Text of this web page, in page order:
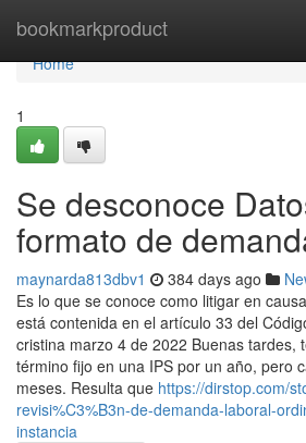
bookmarkproduct
Home
Home
1
Se desconoce
formato de
maynarda813dbv1 384 days ago
Es lo que se conoce como litigar en
está contenida en el artículo 33 del
cristina marzo 4 de 2022 Buenas tardes,
término fijo en una IPS por un año, pero
meses. Resulta que https://dirstop.com/
revisi%C3%B3n-de-demanda-laboral-
instancia